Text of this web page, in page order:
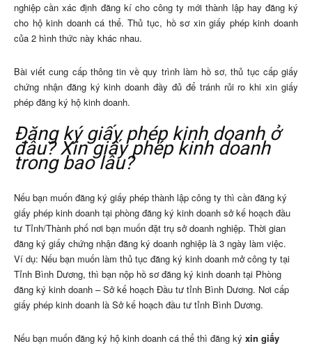
nghiệp cần xác định đăng kí cho công ty mới thành lập hay đăng ký
cho hộ kinh doanh cá thể. Thủ tục, hồ sơ xin giấy phép kinh doanh
của 2 hình thức này khác nhau.
Bài viết cung cấp thông tin về quy trình làm hồ sơ, thủ tục cấp giấy
chứng nhận đăng ký kinh doanh đầy đủ để tránh rủi ro khi xin giấy
phép đăng ký hộ kinh doanh.
Đăng ký giấy phép kinh doanh ở
đâu? Xin giấy phép kinh doanh
trong bao lâu?
Nếu bạn muốn đăng ký giấy phép thành lập công ty thì cần đăng ký
giấy phép kinh doanh tại phòng đăng ký kinh doanh sở kế hoạch đầu
tư Tỉnh/Thành phố nơi bạn muốn đặt trụ sở doanh nghiệp. Thời gian
đăng ký giấy chứng nhận đăng ký doanh nghiệp là 3 ngày làm việc.
Ví dụ: Nếu bạn muốn làm thủ tục đăng ký kinh doanh mở công ty tại
Tỉnh Bình Dương, thì bạn nộp hồ sơ đăng ký kinh doanh tại Phòng
đăng ký kinh doanh – Sở kế hoạch Đầu tư tỉnh Bình Dương. Nơi cấp
giấy phép kinh doanh là Sở kế hoạch đầu tư tỉnh Bình Dương.
Nếu bạn muốn đăng ký hộ kinh doanh cá thể thì đăng ký xin giấy